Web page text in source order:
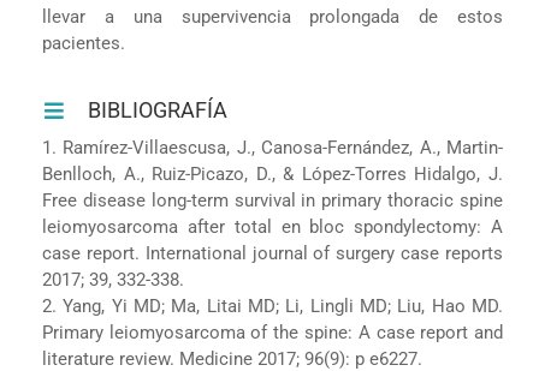
llevar a una supervivencia prolongada de estos
pacientes.
BIBLIOGRAFÍA
1. Ramírez-Villaescusa, J., Canosa-Fernández, A., Martin-
Benlloch, A., Ruiz-Picazo, D., & López-Torres Hidalgo, J.
Free disease long-term survival in primary thoracic spine
leiomyosarcoma after total en bloc spondylectomy: A
case report. International journal of surgery case reports
2017; 39, 332-338.
2. Yang, Yi MD; Ma, Litai MD; Li, Lingli MD; Liu, Hao MD.
Primary leiomyosarcoma of the spine: A case report and
literature review. Medicine 2017; 96(9): p e6227.